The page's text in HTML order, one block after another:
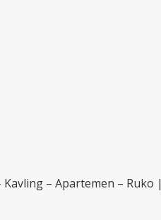
– Apartemen – Ruko